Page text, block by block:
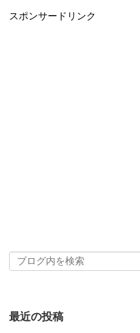
スポンサードリンク
最近の投稿